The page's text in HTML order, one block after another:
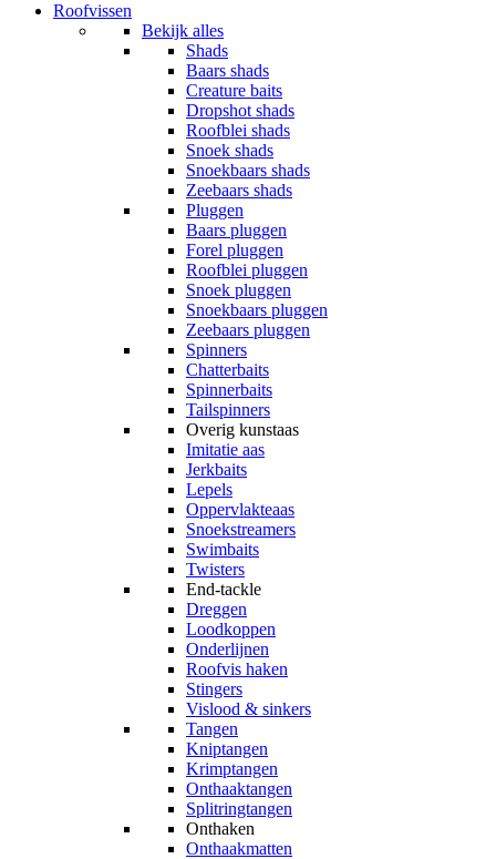
Roofvissen
Bekijk alles
Shads
Baars shads
Creature baits
Dropshot shads
Roofblei shads
Snoek shads
Snoekbaars shads
Zeebaars shads
Pluggen
Baars pluggen
Forel pluggen
Roofblei pluggen
Snoek pluggen
Snoekbaars pluggen
Zeebaars pluggen
Spinners
Chatterbaits
Spinnerbaits
Tailspinners
Overig kunstaas
Imitatie aas
Jerkbaits
Lepels
Oppervlakteaas
Snoekstreamers
Swimbaits
Twisters
End-tackle
Dreggen
Loodkoppen
Onderlijnen
Roofvis haken
Stingers
Vislood & sinkers
Tangen
Kniptangen
Krimptangen
Onthaaktangen
Splitringtangen
Onthaken
Onthaakmatten